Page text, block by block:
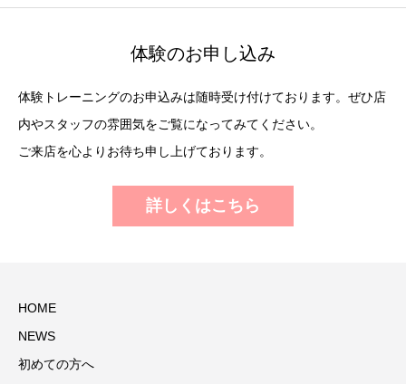
体験のお申し込み
体験トレーニングのお申込みは随時受け付けております。ぜひ店
内やスタッフの雰囲気をご覧になってみてください。
ご来店を心よりお待ち申し上げております。
詳しくはこちら
HOME
NEWS
初めての方へ